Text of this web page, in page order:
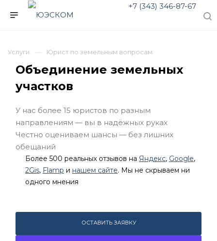
+7 (343) 346-87-67
Услуги Юрист по земельным вопросам
Объединение земельных
участков
У нас более 15 юристов по разным
направлениям — вы в надёжных руках
Честно оцениваем шансы — без лишних
обещаний
Более 500 реальных отзывов на Яндекс, Google,
2Gis, Flamp и нашем сайте. Мы не скрываем ни
одного мнения
ОСТАВИТЬ ЗАЯВКУ